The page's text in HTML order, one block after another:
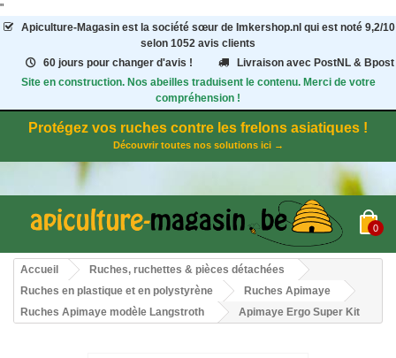
"
Apiculture-Magasinest la société sœur de Imkershop.nl qui est noté 9,2/10
selon 1052 avis clients
60 jours pour changer d'avis !
Livraison avec PostNL & Bpost
Site en construction. Nos abeilles traduisent le contenu. Merci de votre
compréhension !
Protégez vos ruches contre les frelons asiatiques !
Découvrir toutes nos solutions ici →
0
Accueil
Ruches, ruchettes & pièces détachées
Ruches en plastique et en polystyrène
Ruches Apimaye
Ruches Apimaye modèle Langstroth
Apimaye Ergo Super Kit